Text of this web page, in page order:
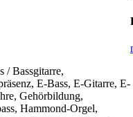
/ Bassgitarre,
E-Bass, E-Gitarre, E-
Gehörbildung,
Hammond-Orgel,